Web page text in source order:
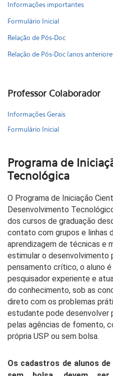
Informações importantes
Formulário Inicial
Relação de Pós-Doc
Relação de Pós-Doc (anos
Professor Colaborador
Informações Gerais
Formulário Inicial
Programa de
Tecnológica
O Programa de Iniciação
Desenvolvimento
dos cursos de graduação
contato com grupos e linhas
aprendizagem de técnicas e
estimular o desenvolvimento
pensamento crítico, o aluno
pesquisador experiente e
do conhecimento, sob as
direto com os problemas
estudante pode desenvolver
pelas agências de fomento,
própria USP ou sem bolsa.
Os cadastros de alunos